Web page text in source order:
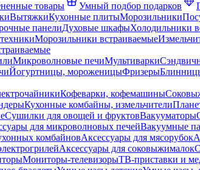
товары Умный подбор подарков
ВытяжкиКухонные плитыМорозильники
панелиДуховые шкафыХолодильники
Морозильники встраиваемые
Микроволновые печиМультиварки
Йогуртницы, мороженицыФризеры
Кофеварки, кофемашины
Кухонные комбайны, измельчители
Сушилки для овощей и фруктовВакууматоры
для микроволновых печейВакуумные
комбайновАксессуары для мясорубок
Аксессуары для соковыжималок
Мониторы-телевизорыТВ-приставки и